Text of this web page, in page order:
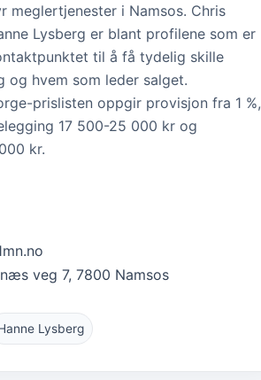
meglertjenester i Namsos. Chris
Lysberg er blant profilene som er
til å få tydelig skille
og hvem som leder salget.
prislisten oppgir provisjon fra 1 %,
17 500-25 000 kr og
kr.
veg 7, 7800 Namsos
Lysberg